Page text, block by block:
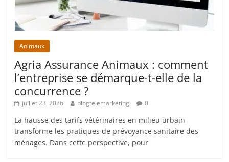
Animaux
Agria Assurance Animaux : comment
l’entreprise se démarque-t-elle de la
concurrence ?
juillet 23, 2026 blogtelemarketing 0
La hausse des tarifs vétérinaires en milieu urbain
transforme les pratiques de prévoyance sanitaire des
ménages. Dans cette perspective, pour